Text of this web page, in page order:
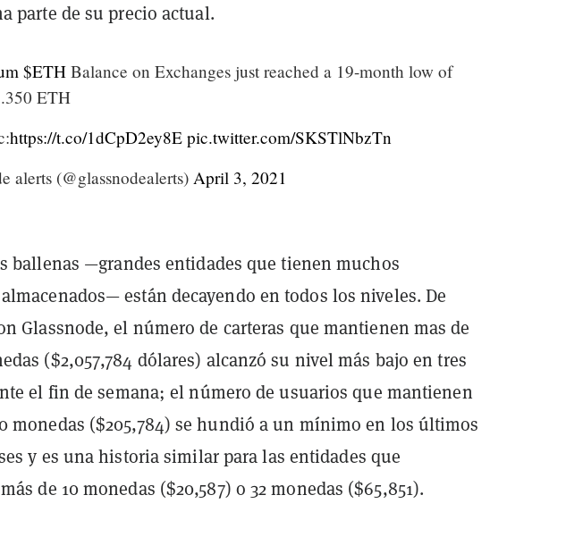
parte de su precio actual.
$ETH Balance on Exchanges just reached a 19-month low of
ETH
https://t.co/1dCpD2ey8E pic.twitter.com/SKSTlNbzTn
alerts (@glassnodealerts) April 3, 2021
ballenas —grandes entidades que tienen muchos
están decayendo en todos los niveles. De
Glassnode, el número de carteras que mantienen mas de
($2,057,784 dólares) alcanzó su nivel más bajo en tres
el fin de semana; el número de usuarios que mantienen
monedas ($205,784) se hundió a un mínimo en los últimos
y es una historia similar para las entidades que
de 10 monedas ($20,587) o 32 monedas ($65,851).